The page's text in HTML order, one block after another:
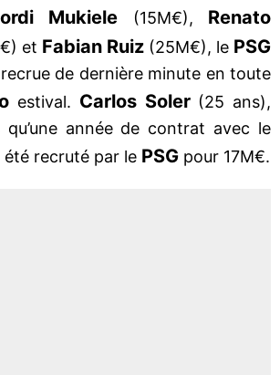
Mukiele (15M€), Renato
et Fabian Ruiz (25M€), le PSG
de dernière minute en toute
estival. Carlos Soler(25 ans),
qu’une année de contrat avec le
été recruté par le PSG pour 17M€.